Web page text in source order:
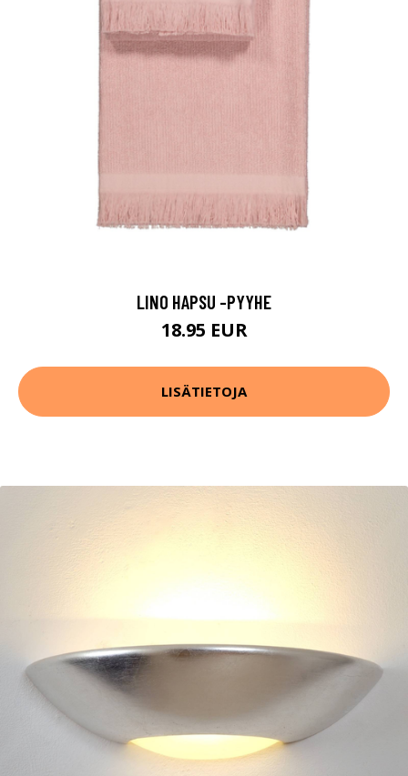
LINO HAPSU -PYYHE
18.95 EUR
LISÄTIETOJA